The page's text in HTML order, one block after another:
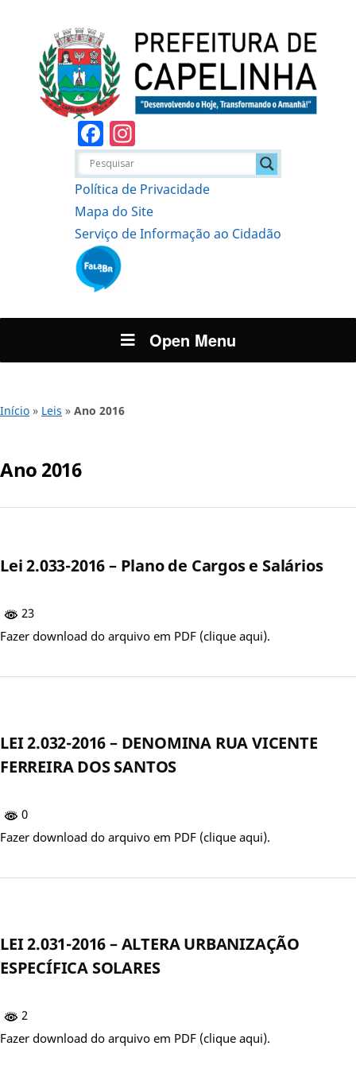
Facebook
Política de Privacidade
Mapa do Site
Serviço de Informação ao Cidadão
Open Menu
Início » Leis » Ano 2016
Ano 2016
Lei 2.033-2016 – Plano de Cargos e Salários
23
Fazer download do arquivo em PDF (clique aqui).
LEI 2.032-2016 – DENOMINA RUA VICENTE
FERREIRA DOS SANTOS
0
Fazer download do arquivo em PDF (clique aqui).
LEI 2.031-2016 – ALTERA URBANIZAÇÃO
ESPECÍFICA SOLARES
2
Fazer download do arquivo em PDF (clique aqui).